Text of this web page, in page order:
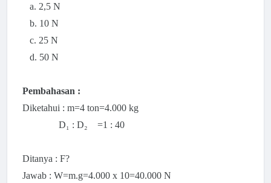
a. 2,5 N
b. 10 N
c. 25 N
d. 50 N
Pembahasan :
Diketahui : m=4 ton=4.000 kg
D₁ : D₂ =1 : 40
Ditanya : F?
Jawab : W=m.g=4.000 x 10=40.000 N